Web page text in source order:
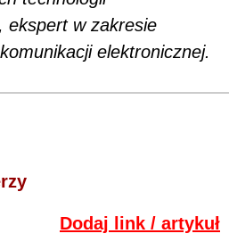
, ekspert w zakresie
elektronicznej.
Dodaj link / artykuł